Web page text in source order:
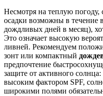
Несмотря на теплую погоду,
осадки возможны в течение
дождливых дней в месяц),
Это означает высокую
ливней. Рекомендуем
зонт или компактный
предпочтение
защите от активного
высоким фактором SPF,
широкими полями